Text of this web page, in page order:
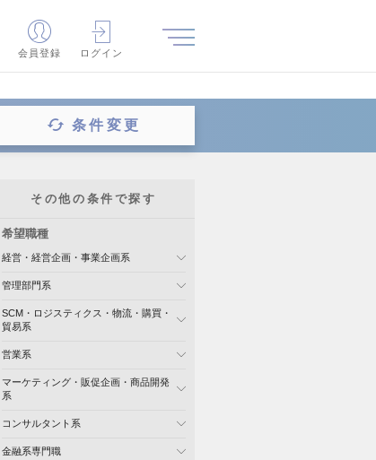
会員登録 ログイン
条件変更
その他の条件で探す
希望職種
経営・経営企画・事業企画系
管理部門系
SCM・ロジスティクス・物流・購買・
貿易系
営業系
マーケティング・販促企画・商品開発
系
コンサルタント系
金融系専門職